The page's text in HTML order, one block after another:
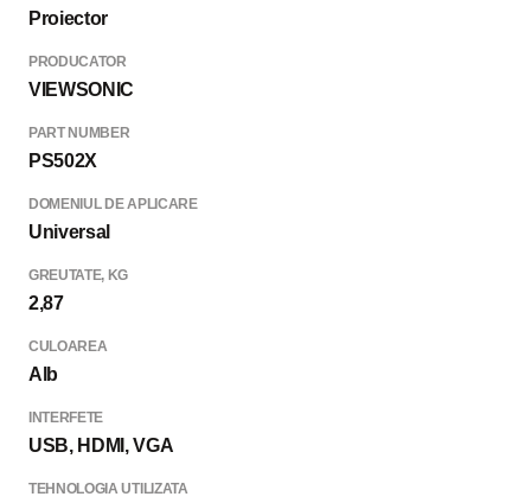
Proiector
PRODUCATOR
VIEWSONIC
PART NUMBER
PS502X
DOMENIUL DE APLICARE
Universal
GREUTATE, KG
2,87
CULOAREA
Alb
INTERFETE
USB, HDMI, VGA
TEHNOLOGIA UTILIZATA